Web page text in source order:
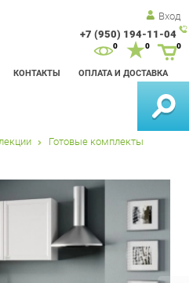
Вход
+7 (950) 194-11-04
КОНТАКТЫ ОПЛАТА И ДОСТАВКА
0 0
Готовые комплекты